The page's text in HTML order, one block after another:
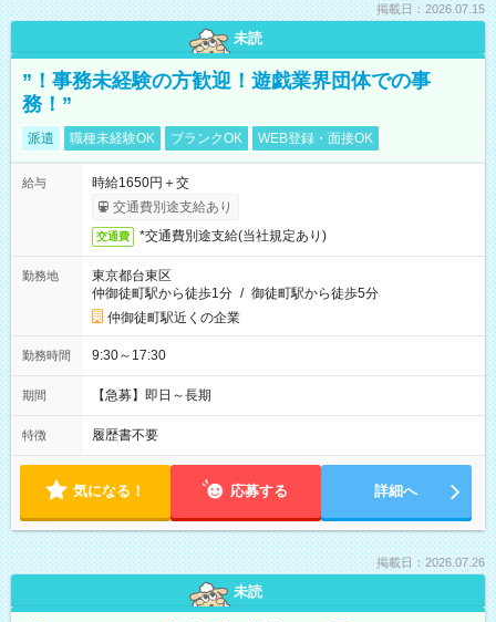
掲載日：2026.07.15
未読
”！事務未経験の方歓迎！遊戯業界団体での事
務！”
派遣 職種未経験OK ブランクOK WEB登録・面接OK
給与
時給1650円＋交
交通費別途支給あり
交通費 *交通費別途支給(当社規定あり)
勤務地
東京都台東区
仲御徒町駅から徒歩1分 / 御徒町駅から徒歩5分
仲御徒町駅近くの企業
勤務時間 9:30～17:30
期間 【急募】即日～長期
特徴 履歴書不要
気になる！ 応募する 詳細へ
掲載日：2026.07.26
未読